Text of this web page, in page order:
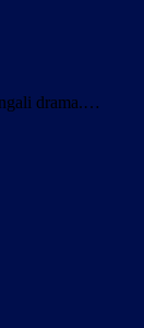
drama.…